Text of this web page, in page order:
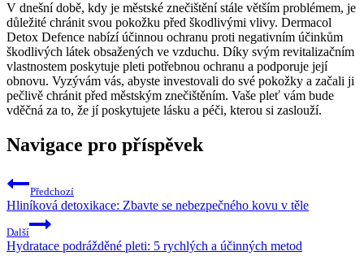
V dnešní době, kdy je městské znečištění stále větším problémem, je
důležité chránit svou pokožku před škodlivými vlivy. Dermacol
Detox Defence nabízí účinnou ochranu proti negativním účinkům
škodlivých látek obsažených ve vzduchu. Díky svým revitalizačním
vlastnostem poskytuje pleti potřebnou ochranu a podporuje její
obnovu. Vyzývám vás, abyste investovali do své pokožky a začali ji
pečlivě chránit před městským znečištěním. Vaše pleť vám bude
vděčná za to, že jí poskytujete lásku a péči, kterou si zaslouží.
Navigace pro příspěvek
Předchozí
Hliníková detoxikace: Zbavte se nebezpečného kovu v těle
Další
Hydratace podrážděné pleti: 5 rychlých a účinných metod